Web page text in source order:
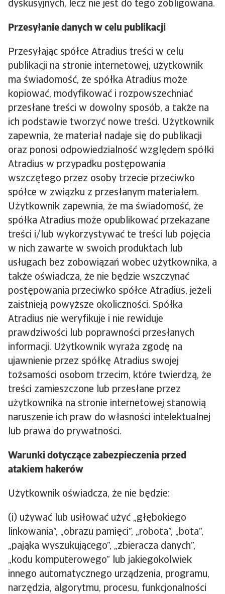
dyskusyjnych, lecz nie jest do tego zobligowana.
Przesyłanie danych w celu publikacji
Przesyłając spółce Atradius treści w celu
publikacji na stronie internetowej, użytkownik
ma świadomość, że spółka Atradius może
kopiować, modyfikować i rozpowszechniać
przesłane treści w dowolny sposób, a także na
ich podstawie tworzyć nowe treści. Użytkownik
zapewnia, że materiał nadaje się do publikacji
oraz ponosi odpowiedzialność względem spółki
Atradius w przypadku postępowania
wszczętego przez osoby trzecie przeciwko
spółce w związku z przesłanym materiałem.
Użytkownik zapewnia, że ma świadomość, że
spółka Atradius może opublikować przekazane
treści i/lub wykorzystywać te treści lub pojęcia
w nich zawarte w swoich produktach lub
usługach bez zobowiązań wobec użytkownika, a
także oświadcza, że nie będzie wszczynać
postępowania przeciwko spółce Atradius, jeżeli
zaistnieją powyższe okoliczności. Spółka
Atradius nie weryfikuje i nie rewiduje
prawdziwości lub poprawności przesłanych
informacji. Użytkownik wyraża zgodę na
ujawnienie przez spółkę Atradius swojej
tożsamości osobom trzecim, które twierdzą, że
treści zamieszczone lub przesłane przez
użytkownika na stronie internetowej stanowią
naruszenie ich praw do własności intelektualnej
lub prawa do prywatności.
Warunki dotyczące zabezpieczenia przed
atakiem hakerów
Użytkownik oświadcza, że nie będzie:
(i) używać lub usiłować użyć „głębokiego
linkowania”, „obrazu pamięci”, „robota”, „bota”,
„pająka wyszukującego”, „zbieracza danych”,
„kodu komputerowego” lub jakiegokolwiek
innego automatycznego urządzenia, programu,
narzędzia, algorytmu, procesu, funkcjonalności